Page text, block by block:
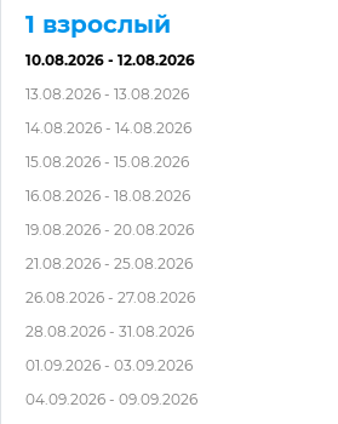
1 взрослый
10.08.2026 - 12.08.2026
13.08.2026 - 13.08.2026
14.08.2026 - 14.08.2026
15.08.2026 - 15.08.2026
16.08.2026 - 18.08.2026
19.08.2026 - 20.08.2026
21.08.2026 - 25.08.2026
26.08.2026 - 27.08.2026
28.08.2026 - 31.08.2026
01.09.2026 - 03.09.2026
04.09.2026 - 09.09.2026